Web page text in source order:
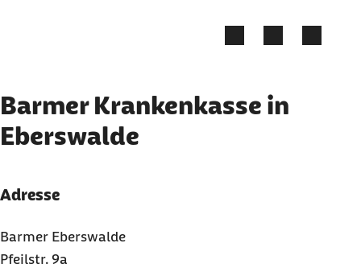
Barmer Krankenkasse in
Eberswalde
Adresse
Barmer Eberswalde
Pfeilstr. 9a